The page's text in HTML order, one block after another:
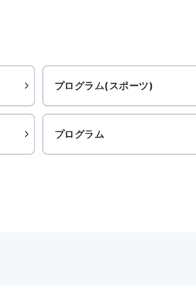
プログラム(スポーツ)
プログラム